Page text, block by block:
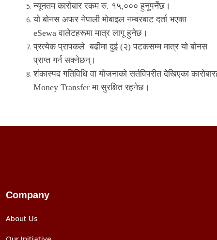
न्यूनतम कारोबार रकम रु. १५,००० हुनुपर्नेछ।
यो बोनस अफर नेपाली मोबाइल नम्बरबाट दर्ता भएका
eSewa वालेटहरूमा मात्र लागू हुनेछ।
प्रत्येक प्रापकले बढीमा दुई (२) पटकसम्म मात्र यो बोनस
प्राप्त गर्न सक्नेछन्।
शंकास्पद गतिविधि वा योजनाको सर्तविपरीत देखिएका
Money Transferमा सुरक्षित रहनेछ।
Company
About Us